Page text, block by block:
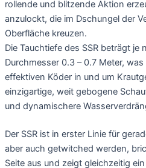
rollende und blitzende Aktion
anzulockt, die im Dschungel der
Oberfläche kreuzen.
Die Tauchtiefe des SSR beträgt je
Durchmesser 0.3 – 0.7 Meter,
effektiven Köder in und um
einzigartige, weit gebogene
und dynamischere
Der SSR ist in erster Linie für
aber auch getwitched werden,
Seite aus und zeigt gleichzeitig